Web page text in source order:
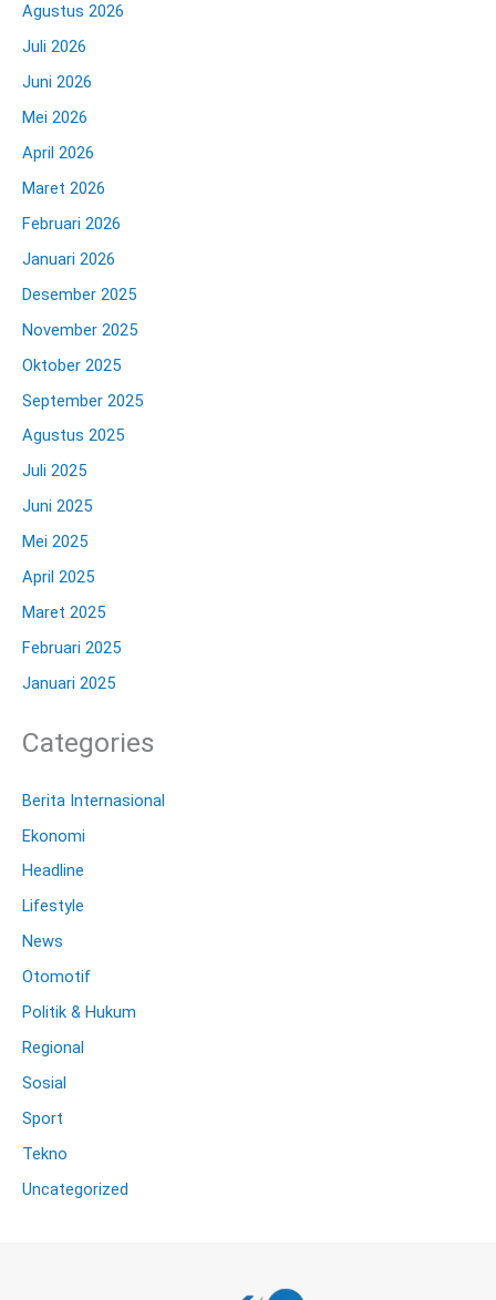
Agustus 2026
Juli 2026
Juni 2026
Mei 2026
April 2026
Maret 2026
Februari 2026
Januari 2026
Desember 2025
November 2025
Oktober 2025
September 2025
Agustus 2025
Juli 2025
Juni 2025
Mei 2025
April 2025
Maret 2025
Februari 2025
Januari 2025
Categories
Berita Internasional
Ekonomi
Headline
Lifestyle
News
Otomotif
Politik & Hukum
Regional
Sosial
Sport
Tekno
Uncategorized